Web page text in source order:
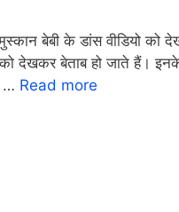
बेबी के डांस वीडियो को
देखकर बेताब हो जाते हैं।
… Read more